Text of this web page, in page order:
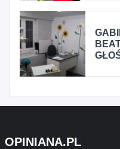
OPINIANA.PL